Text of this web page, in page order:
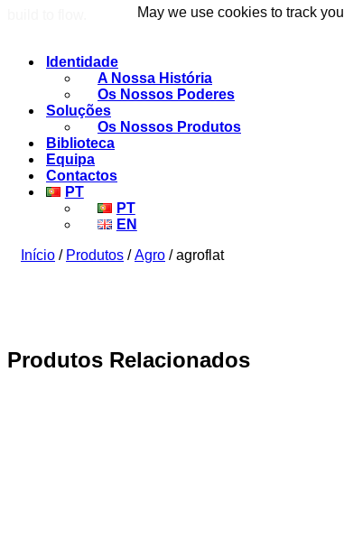
Identidade
A Nossa História
Os Nossos Poderes
Soluções
Os Nossos Produtos
Biblioteca
Equipa
Contactos
PT
PT
EN
Início / Produtos /Agro / agroflat
Produtos Relacionados
May we use cookies to track
May we use cookies to track